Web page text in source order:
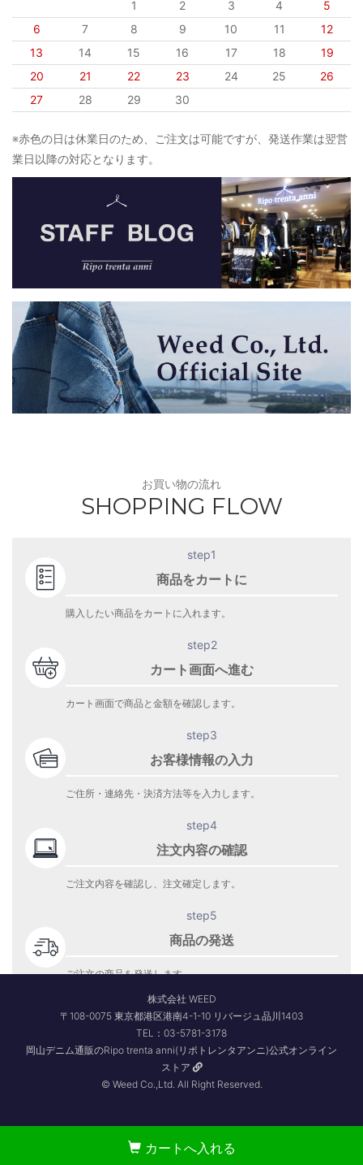
カートへ入れる
1
2 3 4
5
6
7 8 9 10 11
12
13
14 15 16 17 18
19
20
21 22 23 24 25
26
27
28 29 30
※赤色の日は休業日のため、ご注文は可能ですが、発送作業は翌営
業日以降の対応となります。
お買い物の流れ
SHOPPING FLOW
step1
商品をカートに
購入したい商品をカートに入れます。
step2
カート画面へ進む
カート画面で商品と金額を確認します。
step3
お客様情報の入力
ご住所・連絡先・決済方法等を入力します。
step4
注文内容の確認
ご注文内容を確認し、注文確定します。
step5
商品の発送
ご注文の商品を発送します。
株式会社 WEED
〒108-0075 東京都港区港南4-1-10 リバージュ品川1403
TEL：03-5781-3178
岡山デニム通販のRipo trenta anni(リポトレンタアンニ)公式オンライン
ストア
© Weed Co.,Ltd. All Right Reserved.